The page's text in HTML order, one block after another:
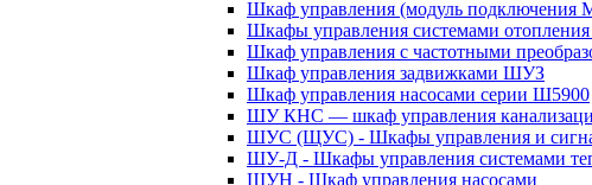
Шкаф управления (модуль подключения
Шкафы управления системами
Шкаф управления с частотными
Шкаф управления задвижками ШУЗ
Шкаф управления насосами серии Ш5900
ШУ КНС — шкаф управления
ШУС (ЩУС) - Шкафы управления и
ШУ-Д - Шкафы управления системами
ШУН - Шкаф управления насосами